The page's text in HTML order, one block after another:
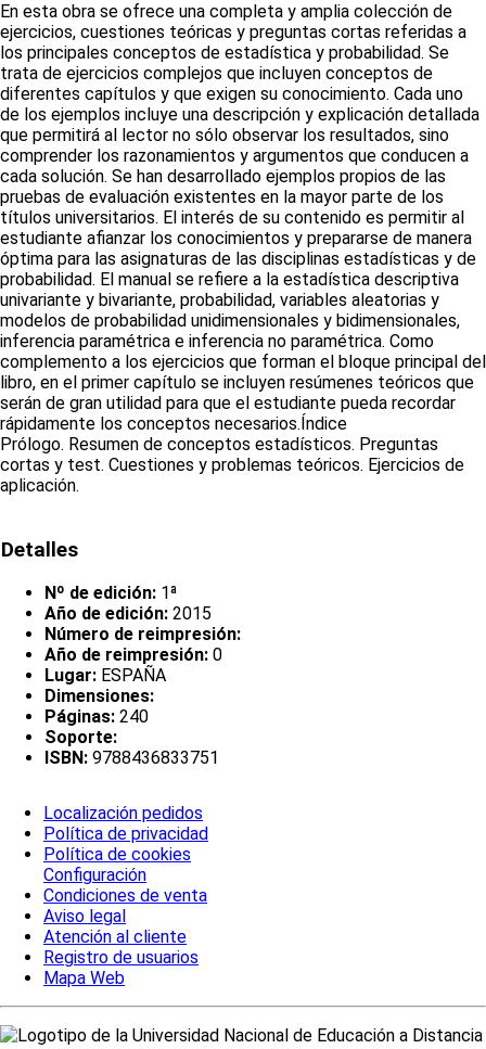
En esta obra se ofrece una completa y amplia colección de
ejercicios, cuestiones teóricas y preguntas cortas referidas a
los principales conceptos de estadística y probabilidad. Se
trata de ejercicios complejos que incluyen conceptos de
diferentes capítulos y que exigen su conocimiento. Cada uno
de los ejemplos incluye una descripción y explicación detallada
que permitirá al lector no sólo observar los resultados, sino
comprender los razonamientos y argumentos que conducen a
cada solución. Se han desarrollado ejemplos propios de las
pruebas de evaluación existentes en la mayor parte de los
títulos universitarios. El interés de su contenido es permitir al
estudiante afianzar los conocimientos y prepararse de manera
óptima para las asignaturas de las disciplinas estadísticas y de
probabilidad. El manual se refiere a la estadística descriptiva
univariante y bivariante, probabilidad, variables aleatorias y
modelos de probabilidad unidimensionales y bidimensionales,
inferencia paramétrica e inferencia no paramétrica. Como
complemento a los ejercicios que forman el bloque principal del
libro, en el primer capítulo se incluyen resúmenes teóricos que
serán de gran utilidad para que el estudiante pueda recordar
rápidamente los conceptos necesarios.Índice
Prólogo. Resumen de conceptos estadísticos. Preguntas
cortas y test. Cuestiones y problemas teóricos. Ejercicios de
aplicación.
Detalles
Nº de edición: 1ª
Año de edición: 2015
Número de reimpresión:
Año de reimpresión: 0
Lugar: ESPAÑA
Dimensiones:
Páginas: 240
Soporte:
ISBN: 9788436833751
Localización pedidos
Política de privacidad
Política de cookies
Configuración
Condiciones de venta
Aviso legal
Atención al cliente
Registro de usuarios
Mapa Web